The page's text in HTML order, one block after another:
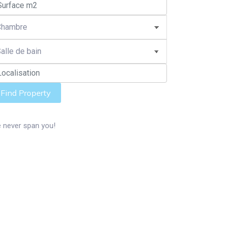
Find Property
never span you!